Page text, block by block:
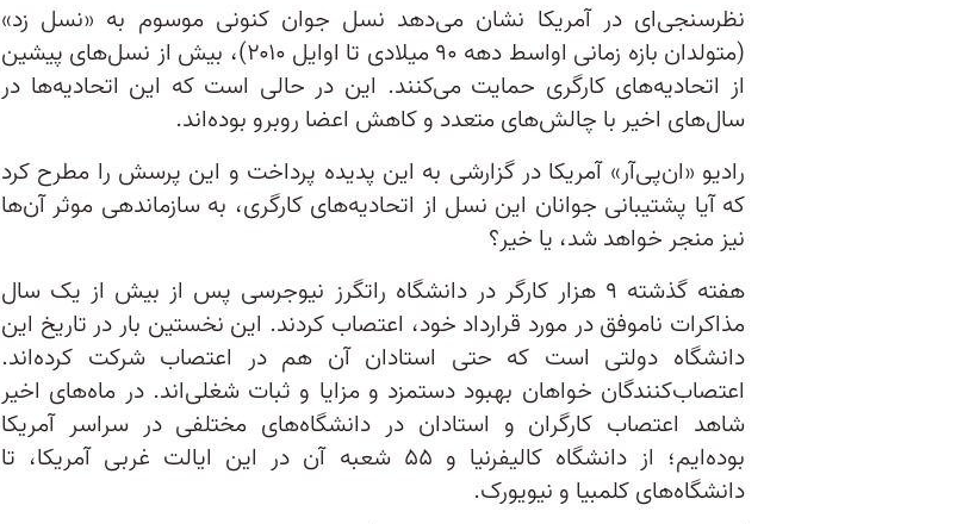
نظرسنجی‌ای در آمریکا نشان می‌دهد نسل جوان کنونی موسوم به «نسل زد»
(متولدان بازه زمانی اواسط دهه ۹۰ میلادی تا اوایل ۲۰۱۰)، بیش از نسل‌های پیشین
از اتحادیه‌های کارگری حمایت می‌کنند. این در حالی است که این اتحادیه‌ها در
سال‌های اخیر با چالش‌های متعدد و کاهش اعضا روبرو بوده‌اند.
رادیو «ان‌پی‌آر» آمریکا در گزارشی به این پدیده پرداخت و این پرسش را مطرح کرد
که آیا پشتیبانی جوانان این نسل از اتحادیه‌های کارگری، به سازماندهی موثر آن‌ها
نیز منجر خواهد شد، یا خیر؟
هفته گذشته ۹ هزار کارگر در دانشگاه راتگرز نیوجرسی پس از بیش از یک سال
مذاکرات ناموفق در مورد قرارداد خود، اعتصاب کردند. این نخستین بار در تاریخ این
دانشگاه دولتی است که حتی استادان آن هم در اعتصاب شرکت کرده‌اند.
اعتصاب‌کنندگان خواهان بهبود دستمزد و مزایا و ثبات شغلی‌اند. در ماه‌های اخیر
شاهد اعتصاب کارگران و استادان در دانشگاه‌های مختلفی در سراسر آمریکا
بوده‌ایم؛ از دانشگاه‌ کالیفرنیا و ۵۵ شعبه آن در این ایالت غربی آمریکا، تا
دانشگاه‌های کلمبیا و نیویورک.